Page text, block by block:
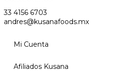
33 4156 6703
andres@kusanafoods.mx
Mi Cuenta
Afiliados Kusana